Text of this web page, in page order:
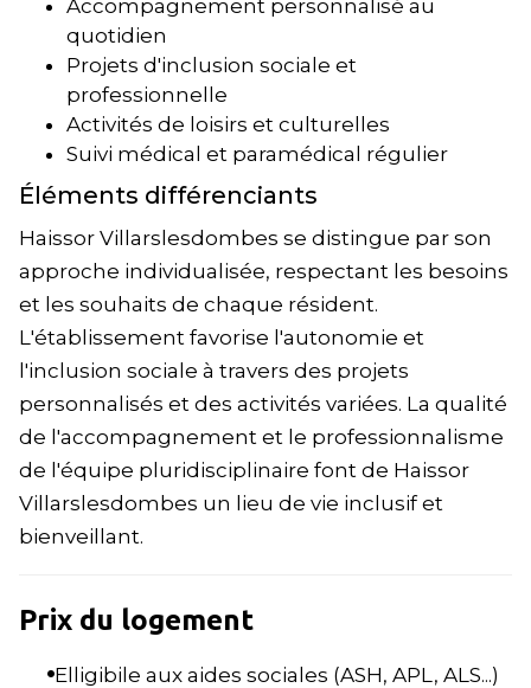
Accompagnement personnalisé au
quotidien
Projets d'inclusion sociale et
professionnelle
Activités de loisirs et culturelles
Suivi médical et paramédical régulier
Éléments différenciants
Haissor Villarslesdombes se distingue par son
approche individualisée, respectant les besoins
et les souhaits de chaque résident.
L'établissement favorise l'autonomie et
l'inclusion sociale à travers des projets
personnalisés et des activités variées. La qualité
de l'accompagnement et le professionnalisme
de l'équipe pluridisciplinaire font de Haissor
Villarslesdombes un lieu de vie inclusif et
bienveillant.
Prix du logement
Elligibile aux aides sociales (ASH, APL, ALS...)